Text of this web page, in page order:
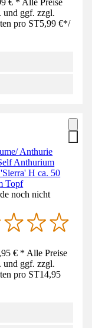
€ * Alle Preise
ggf. zzgl.
pro ST5,99 €*/
Anthurie
Anthurium
H ca. 50
Topf
noch nicht
€ * Alle Preise
ggf. zzgl.
pro ST14,95